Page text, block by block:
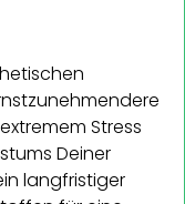
Stress
Deiner
langfristiger